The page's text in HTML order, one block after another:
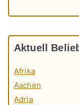
Aktuell
Afrika
Aachen
Adria